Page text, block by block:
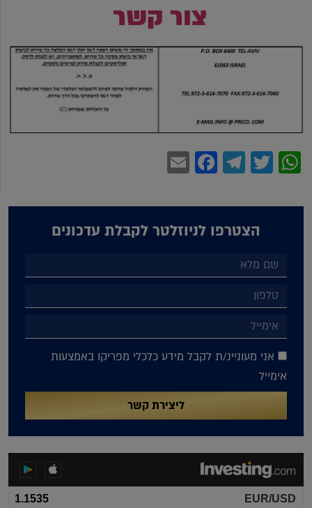
צור קשר
WhatsApp
Twitter
Telegram
Facebook
הצטרפו לניוזלטר לקבלת עדכונים
אני מעוניינ/ת לקבל מידע כלכלי מפריקו באמצעות
אימייל
ליצירת קשר